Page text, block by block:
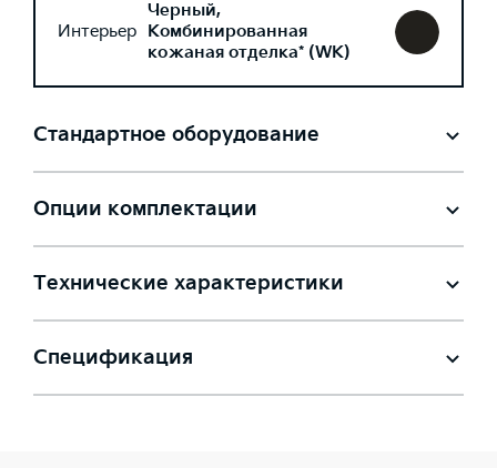
Интерьер
Черный,
Комбинированная
кожаная отделка* (WK)
Стандартное оборудование
Опции комплектации
Технические характеристики
Спецификация